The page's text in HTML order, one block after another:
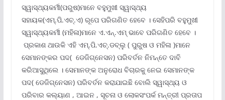
ସ୍ୱାସ୍ଥ୍ୟକର୍ମୀ(ପରୁଷ)ମାନେ ବହୁମୁଖୀ ସ୍ୱାସ୍ଥ୍ୟ
ସହାୟକ(ଏମ୍.ପି.ଏଚ୍.ଏ) ରୂପେ ପରିଗଣିତ ହେବେ । ସେହିପରି ବହୁମୁଖୀ
ସ୍ୱାସ୍ଥ୍ୟକର୍ମୀ (ମହିଳା)ମାନେ ଏ.ଏନ୍.ଏମ୍ ଭାବେ ପରିଗଣିତ ହେବେ ।
ପ୍ରକାଶ ଥାଉକି ଏହି ଏମ୍.ପି.ଏଚ୍.ଡବ୍ଲୁ ( ପୁରୁଷ ଓ ମହିଳା )ମାନେ
ସେମାନଙ୍କର ପଦ( ଡେଜିଗ୍ନେସନ) ପରିବର୍ତନ ନିମନ୍ତେ ଦାବି
କରିଆସୁଥିଲେ । ସେମାନଙ୍କ ଅନୁରୋଧ ବିଚାରକୁ ନେଇ ସେମାନଙ୍କ
ପଦ( ଡେଜିଗ୍ନେସନ) ପରିବର୍ତନ କରାଯାଇଛି ବୋଲି ସ୍ୱାସ୍ଥ୍ୟ ଓ
ପରିବାର କଲ୍ୟାଣ , ଆଇନ , ସୂଚନା ଓ ଲୋକସଂପର୍କ ମନ୍ତ୍ରୀ ପ୍ରତାପ